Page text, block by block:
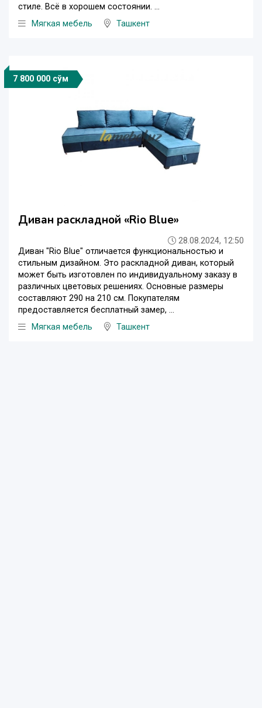
стиле. Всё в хорошем состоянии. ...
Мягкая мебель
Ташкент
7 800 000 сўм
Диван раскладной «Rio Blue»
28.08.2024, 12:50
Диван "Rio Blue" отличается функциональностью и
стильным дизайном. Это раскладной диван, который
может быть изготовлен по индивидуальному заказу в
различных цветовых решениях. Основные размеры
составляют 290 на 210 см. Покупателям
предоставляется бесплатный замер, ...
Мягкая мебель
Ташкент